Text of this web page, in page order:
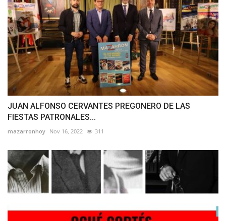
JUAN ALFONSO CERVANTES PREGONERO DE LAS
FIESTAS PATRONALES...
mazarronhoy Nov 16, 2022 311